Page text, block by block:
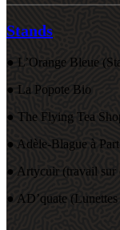
Stands
● L’Orange Bleue
● La Popote Bio
● The Flying Tea
● Adèle-Blague à
● Artycuir (travail sur
● AD’quate